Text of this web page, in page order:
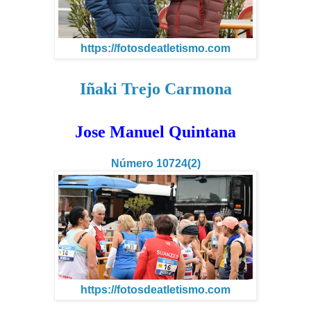
https://fotosdeatletismo.com
Iñaki Trejo Carmona
Jose Manuel Quintana
Número 10724(2)
https://fotosdeatletismo.com